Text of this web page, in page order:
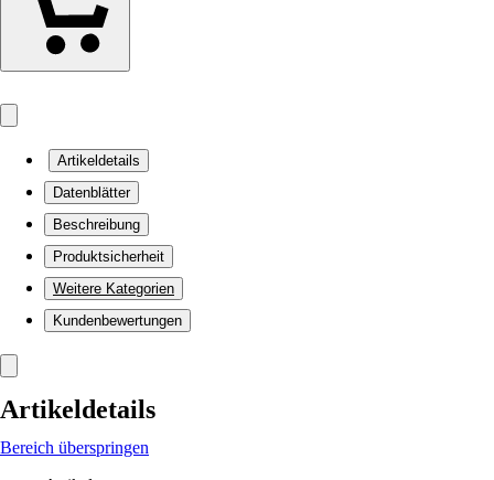
Artikeldetails
Datenblätter
Beschreibung
Produktsicherheit
Weitere Kategorien
Kundenbewertungen
Artikeldetails
Bereich überspringen